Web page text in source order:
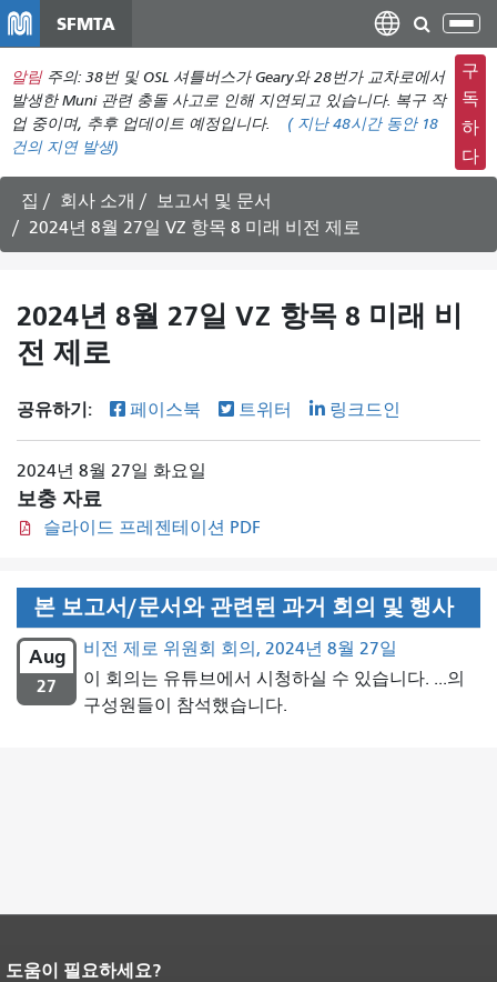
컨
텐
츠
건
너
뛰
기
SFMTA
탐
색
메
뉴
전
환
알림 주의: 38번 및 OSL 셔틀버스가 Geary와 28번가 교차로에서
발생한 Muni 관련 충돌 사고로 인해 지연되고 있습니다. 복구 작
업 중이며, 추후 업데이트 예정입니다.
( 지난 48시간 동안 18
건의 지연 발생)
구
독
하
다
집 회사 소개
보고서 및 문서
2024년 8월 27일 VZ 항목 8 미래 비전 제로
2024년 8월 27일 VZ 항목 8 미래 비
전 제로
공유하기: 페이스북 트위터 링크드인
2024년 8월 27일 화요일
보충 자료
슬라이드 프레젠테이션 PDF
본 보고서/문서와 관련된 과거 회의 및 행사
Aug
27
비전 제로 위원회 회의, 2024년 8월 27일
이 회의는 유튜브에서 시청하실 수 있습니다. ...의
구성원들이 참석했습니다.
페이지 내용 끝입니다.이 페이지의 나
도움이 필요하세요?